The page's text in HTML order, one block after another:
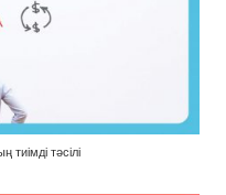
тиімді тәсілі